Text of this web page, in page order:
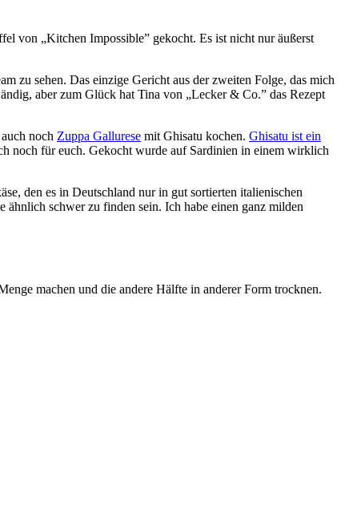
von „Kitchen Impossible” gekocht. Es ist nicht nur äußerst
zu sehen. Das einzige Gericht aus der zweiten Folge, das mich
aber zum Glück hat Tina von „Lecker & Co.” das Rezept
noch Zuppa Gallurese mit Ghisatu kochen. Ghisatu ist ein
noch für euch. Gekocht wurde auf Sardinien in einem wirklich
den es in Deutschland nur in gut sortierten italienischen
schwer zu finden sein. Ich habe einen ganz milden
machen und die andere Hälfte in anderer Form trocknen.